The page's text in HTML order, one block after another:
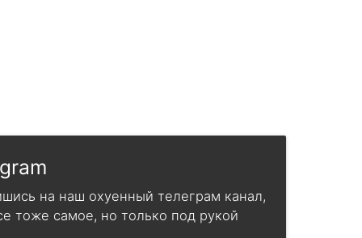
на наш охуенный телеграм канал,
тоже самое, но только под рукой